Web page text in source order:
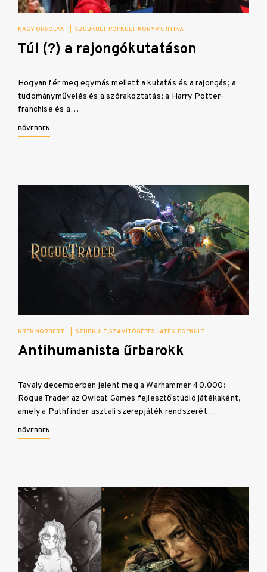
NAGY ORSOLYA SZUBKULT POPKULT KÖNYVKRITIKA
Túl (?) a rajongókutatáson
Hogyan fér meg egymás mellett a kutatás és a rajongás; a
tudományművelés és a szórakoztatás; a Harry Potter-
franchise és a…
BŐVEBBEN
KREK NORBERT SZUBKULT SZÁMÍTÓGÉPES JÁTÉK POPKULT
Antihumanista űrbarokk
Tavaly decemberben jelent meg a Warhammer 40.000:
Rogue Trader az Owlcat Games fejlesztőstúdió játékaként,
amely a Pathfinder asztali szerepjáték rendszerét…
BŐVEBBEN